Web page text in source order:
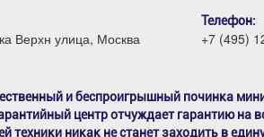
Верхн улица, Москва
Телефон:
+7 (495)
и беспроигрышный починка
центр отчуждает гарантию на
техники никак не станет заходить в